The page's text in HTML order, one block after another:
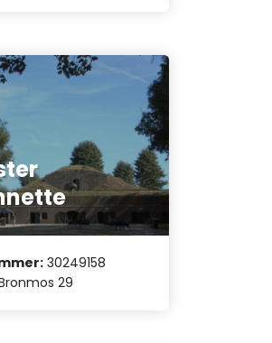
30249158
29